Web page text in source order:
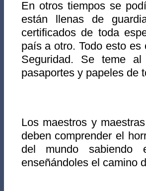
En otros tiempos se
están llenas de
certificados de toda
país a otro. Todo esto
Seguridad. Se teme
pasaportes y papeles de
Los maestros y
deben comprender el
del mundo sabiendo
enseñándoles el camino